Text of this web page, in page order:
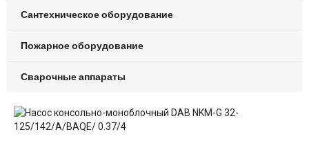
Сантехническое оборудование
Пожарное оборудование
Сварочные аппараты